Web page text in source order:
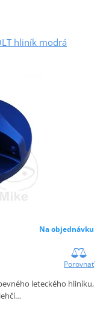
hliník modrá
Na objednávku
Porovnať
leteckého hliníku,